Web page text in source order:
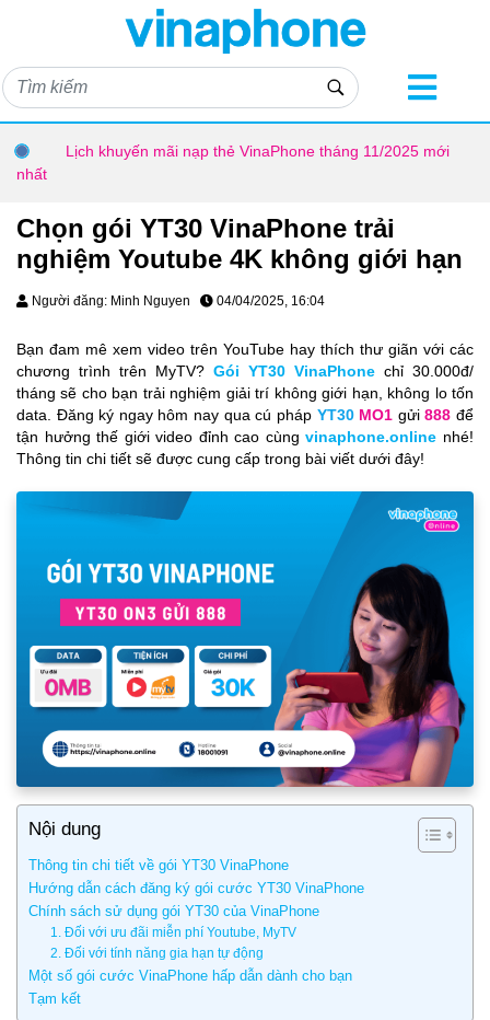
Lịch khuyến mãi nạp thẻ VinaPhone tháng 11/2025 mới
nhất
Chọn gói YT30 VinaPhone trải
nghiệm Youtube 4K không giới hạn
Người đăng: Minh Nguyen 04/04/2025, 16:04
Bạn đam mê xem video trên YouTube hay thích thư giãn với các
chương trình trên MyTV? Gói YT30 VinaPhone chỉ 30.000đ/
tháng sẽ cho bạn trải nghiệm giải trí không giới hạn, không lo tốn
data. Đăng ký ngay hôm nay qua cú pháp YT30 MO1 gửi888 để
tận hưởng thế giới video đỉnh cao cùngvinaphone.online nhé!
Thông tin chi tiết sẽ được cung cấp trong bài viết dưới đây!
Nội dung
Thông tin chi tiết về gói YT30 VinaPhone
Hướng dẫn cách đăng ký gói cước YT30 VinaPhone
Chính sách sử dụng gói YT30 của VinaPhone
1. Đối với ưu đãi miễn phí Youtube, MyTV
2. Đối với tính năng gia hạn tự động
Một số gói cước VinaPhone hấp dẫn dành cho bạn
Tạm kết